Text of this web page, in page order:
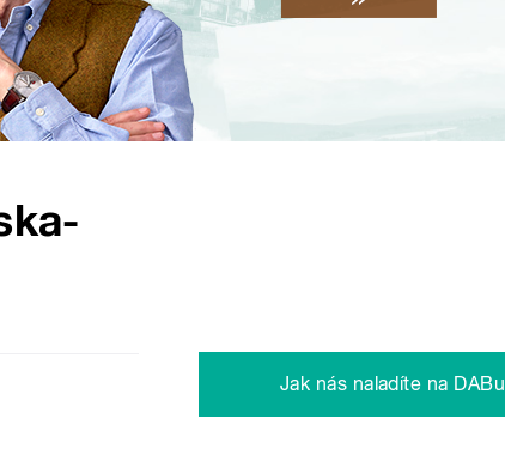
Jak nás naladíte na DABu